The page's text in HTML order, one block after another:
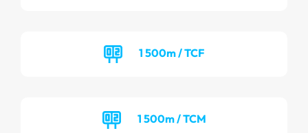
1 500m / TCF
1 500m / TCM